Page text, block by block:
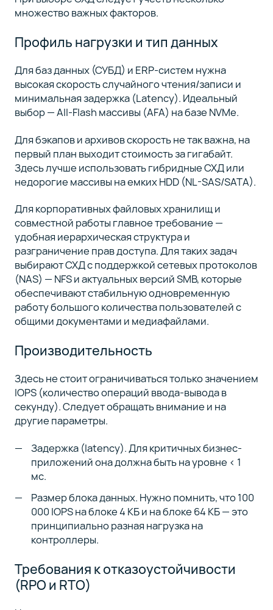
множество важных факторов.
Профиль нагрузки и тип данных
Для баз данных (СУБД) и ERP-систем нужна
высокая скорость случайного чтения/записи и
минимальная задержка (Latency). Идеальный
выбор — All-Flash массивы (AFA) на базе NVMe.
Для бэкапов и архивов скорость не так важна, на
первый план выходит стоимость за гигабайт.
Здесь лучше использовать гибридные СХД или
недорогие массивы на емких HDD (NL-SAS/SATA).
Для корпоративных файловых хранилищ и
совместной работы главное требование —
удобная иерархическая структура и
разграничение прав доступа. Для таких задач
выбирают СХД с поддержкой сетевых протоколов
(NAS) — NFS и актуальных версий SMB, которые
обеспечивают стабильную одновременную
работу большого количества пользователей с
общими документами и медиафайлами.
Производительность
Здесь не стоит ограничиваться только значением
IOPS (количество операций ввода-вывода в
секунду). Следует обращать внимание и на
другие параметры.
Задержка (latency). Для критичных бизнес-
приложений она должна быть на уровне < 1
мс.
Размер блока данных. Нужно помнить, что 100
000 IOPS на блоке 4 КБ и на блоке 64 КБ — это
принципиально разная нагрузка на
контроллеры.
Требования к отказоустойчивости
(RPO и RTO)